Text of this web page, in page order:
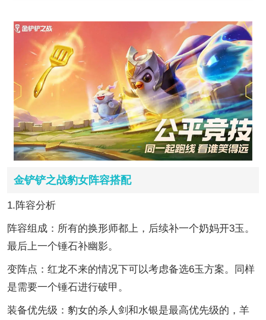
金铲铲之战豹女阵容搭配
1.阵容分析
阵容组成：所有的换形师都上，后续补一个奶妈开3玉。
最后上一个锤石补幽影。
变阵点：红龙不来的情况下可以考虑备选6玉方案。同样
是需要一个锤石进行破甲。
装备优先级：豹女的杀人剑和水银是最高优先级的，羊